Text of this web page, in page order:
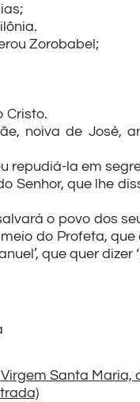
Zorobabel;
Cristo.
noiva de José,
repudiá-la em
que lhe
o povo dos
do Profeta, que
que quer dizer
Santa